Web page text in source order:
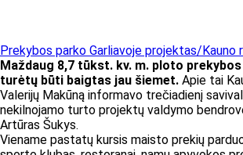
Prekybos parko Garliavoje projektas/Kauno
Maždaug 8,7 tūkst. kv. m. ploto
turėtų būti baigtas jau šiemet. Apie tai
Valerijų Makūną informavo trečiadienį
nekilnojamo turto projektų valdymo
Artūras Šukys.
Viename pastatų kursis maisto prekių